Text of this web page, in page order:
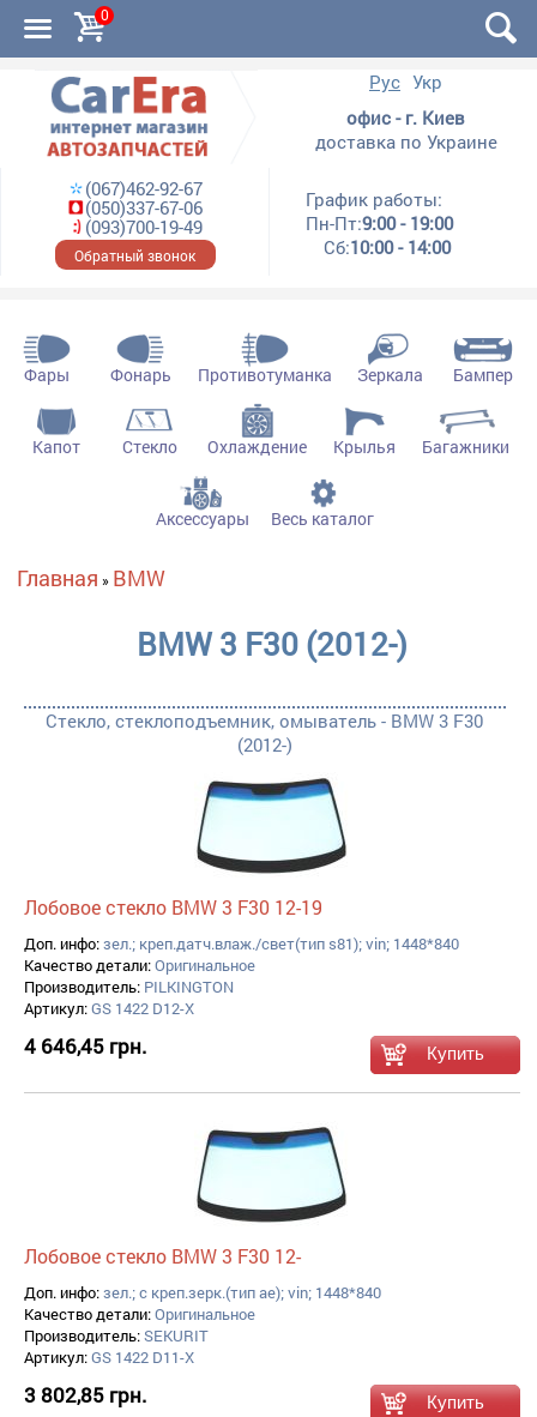
0
Рус Укр
офис - г. Киев
доставка по Украине
(067)462-92-67
(050)337-67-06
(093)700-19-49
Обратный звонок
График работы:
Пн-Пт:9:00 - 19:00
Сб:10:00 - 14:00
Фары Фонарь Противотуманка Зеркала Бампер
Капот Стекло Охлаждение Крылья Багажники
Аксессуары Весь каталог
Вы здесь
Главная » BMW
BMW 3 F30 (2012-)
Стекло, стеклоподъемник, омыватель - BMW 3 F30
(2012-)
Лобовое стекло BMW 3 F30 12-19
Доп. инфо:зел.; креп.датч.влаж./свет(тип s81); vin; 1448*840
Качество детали:Оригинальное
Производитель: PILKINGTON
Артикул:GS 1422 D12-X
4 646,45 грн.
Лобовое стекло BMW 3 F30 12-
Доп. инфо:зел.; с креп.зерк.(тип aе); vin; 1448*840
Качество детали:Оригинальное
Производитель:SEKURIT
Артикул:GS 1422 D11-X
3 802,85 грн.